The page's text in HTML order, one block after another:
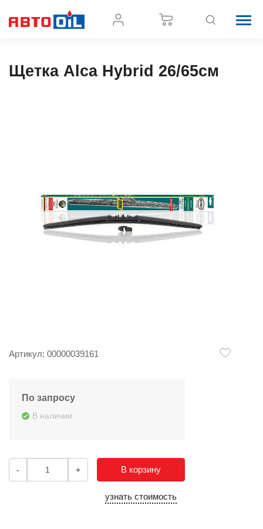
Щетка Alca Hybrid 26/65см
Артикул: 00000039161
По запросу
В наличии
- + В корзину
узнать стоимость